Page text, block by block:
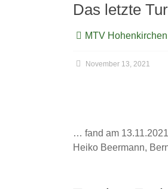
Das letzte
MTV Hohenkirchen
November 13, 2021
… fand am
Heiko Beermann,